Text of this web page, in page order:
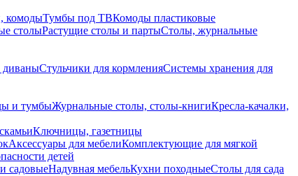
комодыТумбы под ТВКомоды пластиковые
столыРастущие столы и партыСтолы, журнальные
диваныСтульчики для кормленияСистемы хранения для
и тумбыЖурнальные столы, столы-книгиКресла-качалки,
Ключницы, газетницы
Аксессуары для мебелиКомплектующие для мягкой
детей
садовыеНадувная мебельКухни походныеСтолы для сада